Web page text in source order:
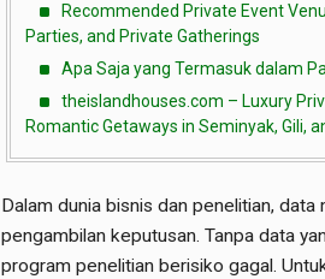
Recommended Private Event
Parties, and Private Gatherings
Apa Saja yang Termasuk dalam
theislandhouses.com – Luxury
Romantic Getaways in Seminyak, Gili,
Dalam dunia bisnis dan penelitian,
pengambilan keputusan. Tanpa data
program penelitian berisiko gagal.